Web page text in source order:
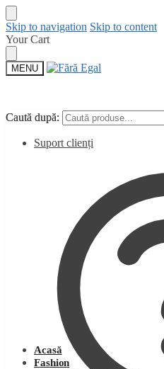
Skip to navigation Skip to content
Your Cart
MENU
Caută după:
Suport clienți
Caută după:
Acasă
Fashion